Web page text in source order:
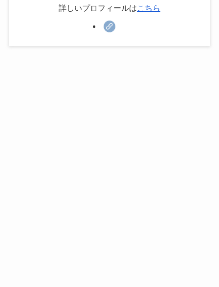
詳しいプロフィールはこちら